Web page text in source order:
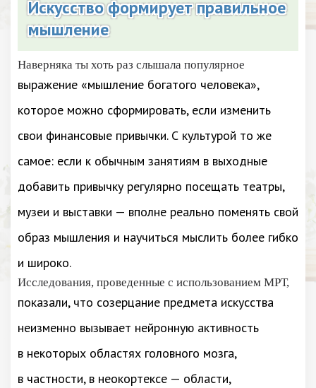
Искусство формирует правильное
мышление
Наверняка ты хоть раз слышала популярное
выражение «мышление богатого человека»,
которое можно сформировать, если изменить
свои финансовые привычки. С культурой то же
самое: если к обычным занятиям в выходные
добавить привычку регулярно посещать театры,
музеи и выставки — вполне реально поменять свой
образ мышления и научиться мыслить более гибко
и широко.
Исследования, проведенные с использованием МРТ,
показали, что созерцание предмета искусства
неизменно вызывает нейронную активность
в некоторых областях головного мозга,
в частности, в неокортексе — области,